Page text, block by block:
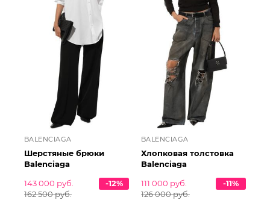
BALENCIAGA
Шерстяные брюки
Balenciaga
143 000 руб.
162 500 руб.
-12%
BALENCIAGA
Хлопковая толстовка
Balenciaga
111 000 руб.
126 000 руб.
-11%